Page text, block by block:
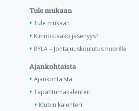
Tule mukaan
Tule mukaan
Kiinnostaako jäsenyys?
RYLA – Johtajuuskoulutus nuorille
Ajankohtaista
Ajankohtaista
Tapahtumakalenteri
Klubin kalenteri